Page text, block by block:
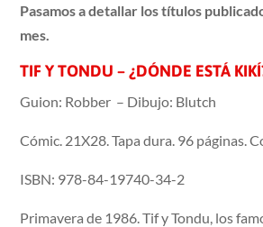
Pasamos a detallar los títulos
mes.
TIF Y TONDU – ¿DÓNDE ESTÁ
Guion: Robber – Dibujo: Blutch
Cómic. 21X28. Tapa dura. 96 páginas.
ISBN: 978-84-19740-34-2
Primavera de 1986. Tif y Tondu, los